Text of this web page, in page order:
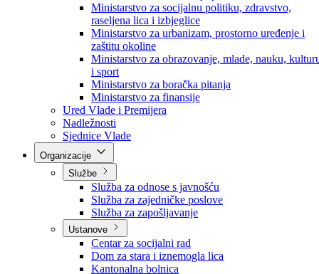
Ministarstvo za privredu
Ministarstvo za pravosuđe, upravu i radne odnose
Ministarstvo za unutrašnje poslove
Ministarstvo za socijalnu politiku, zdravstvo,
raseljena lica i izbjeglice
Ministarstvo za urbanizam, prostorno uređenje i
zaštitu okoline
Ministarstvo za obrazovanje, mlade, nauku,
i sport
Ministarstvo za boračka pitanja
Ministarstvo za finansije
Ured Vlade i Premijera
Nadležnosti
Sjednice Vlade
Službe
Služba za odnose s javnošću
Služba za zajedničke poslove
Služba za zapošljavanje
Ustanove